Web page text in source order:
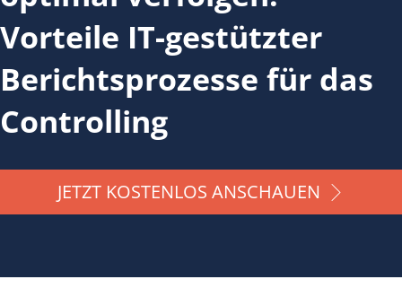
Vorteile IT-gestützter
Berichtsprozesse für das
Controlling
JETZT KOSTENLOS ANSCHAUEN